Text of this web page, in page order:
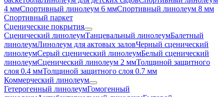
4 ммСпортивный линолеум 6 ммСпортивный линолеум 8 мм
Спортивный паркет
Сценические покрытия
Сценический линолеумТанцевальный линолеумБалетный
линолеумЛинолеум для актовых заловЧерный сценический
линолеумСерый сценический линолеумБелый сценический
линолеумСценический линолеум 2 ммТолщиной защитного
слоя 0.4 ммТолщиной защитного слоя 0.7 мм
Коммерческий линолеум
Гетерогенный линолеумГомогенный